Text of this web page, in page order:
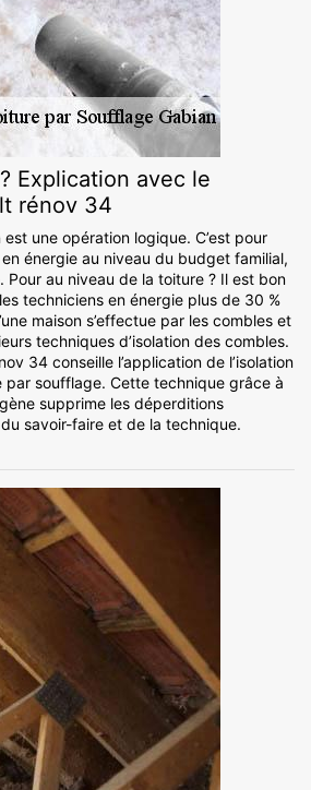
Explication avec le
rénov 34
est une opération logique. C’est pour
énergie au niveau du budget familial,
Pour au niveau de la toiture ? Il est bon
techniciens en énergie plus de 30 %
maison s’effectue par les combles et
techniques d’isolation des combles.
34 conseille l’application de l’isolation
soufflage. Cette technique grâce à
supprime les déperditions
savoir-faire et de la technique.